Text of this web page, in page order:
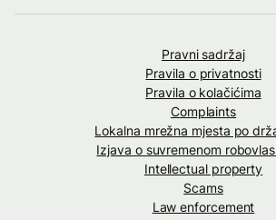
Pravni sadržaj
Pravila o privatnosti
Pravila o kolačićima
Complaints
Lokalna mrežna mjesta po
Izjava o suvremenom
Intellectual property
Scams
Law enforcement